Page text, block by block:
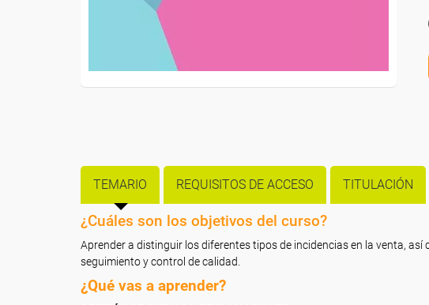
TEMARIO REQUISITOS DE ACCESO TITULACIÓN
¿Cuáles son los objetivos del curso?
Aprender a distinguir los diferentes tipos de incidencias en la venta,
seguimiento y control de calidad.
¿Qué vas a aprender?